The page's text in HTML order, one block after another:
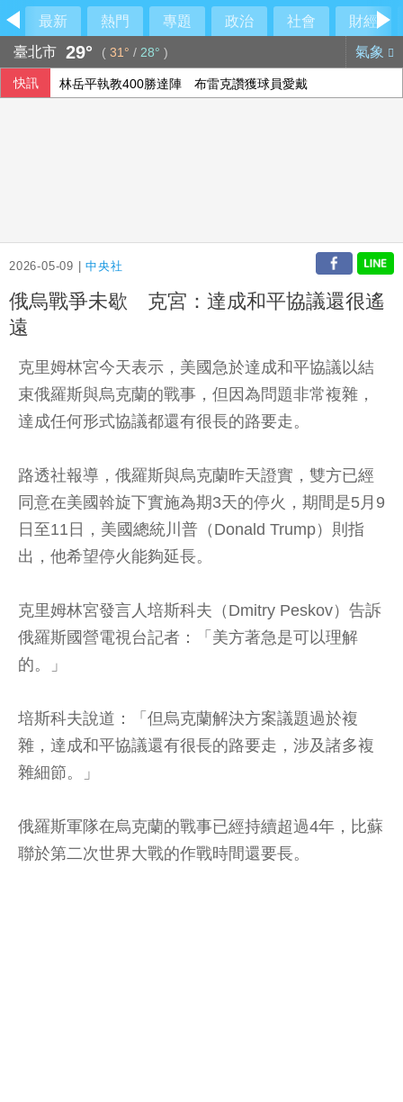
最新 熱門 專題 政治 社會
財經
臺北市 29° ( 31° / 28° ) 氣象
快訊 林岳平執教400勝達陣 布雷克讚獲球員愛戴
2026-05-09 |中央社
俄烏戰爭未歇 克宮：達成和平協議還很遙
遠
克里姆林宮今天表示，美國急於達成和平協議以結
束俄羅斯與烏克蘭的戰事，但因為問題非常複雜，
達成任何形式協議都還有很長的路要走。
路透社報導，俄羅斯與烏克蘭昨天證實，雙方已經
同意在美國斡旋下實施為期3天的停火，期間是5月9
日至11日，美國總統川普（Donald Trump）則指
出，他希望停火能夠延長。
克里姆林宮發言人培斯科夫（Dmitry Peskov）告訴
俄羅斯國營電視台記者：「美方著急是可以理解
的。」
培斯科夫說道：「但烏克蘭解決方案議題過於複
雜，達成和平協議還有很長的路要走，涉及諸多複
雜細節。」
俄羅斯軍隊在烏克蘭的戰事已經持續超過4年，比蘇
聯於第二次世界大戰的作戰時間還要長。